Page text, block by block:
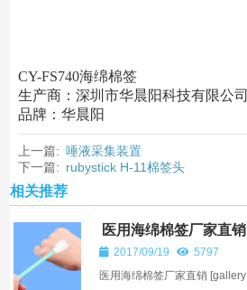
CY-FS740海绵棉签
生产商：深圳市华晨阳科技有限公司
品牌：华晨阳
上一篇: 唾液采集装置
下一篇: rubystick H-11棉签头
相关推荐
医用海绵棉签厂家直销
2017/09/19
5797
医用海绵棉签厂家直销 [gallery